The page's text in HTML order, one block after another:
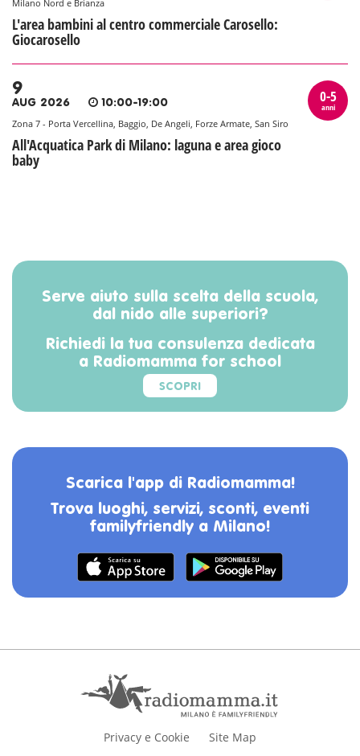
Milano Nord e Brianza
L'area bambini al centro commerciale Carosello:
Giocarosello
9
AUG 2026 10:00-19:00
Zona 7 - Porta Vercellina, Baggio, De Angeli, Forze Armate, San Siro
All'Acquatica Park di Milano: laguna e area gioco
baby
0-5
anni
Serve aiuto sulla scelta della scuola,
dal nido alle superiori?
Richiedi la tua consulenza dedicata
a Radiomamma for school
SCOPRI
Scarica l'app di Radiomamma!
Trova luoghi, servizi, sconti, eventi
familyfriendly a Milano!
Privacy e Cookie Site Map